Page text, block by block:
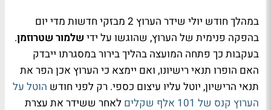
במהלך חודש יולי שידר הערוץ 2 מבזקי חדשות מדי יום
בהפקה פנימית של הערוץ, שהוגשו על ידי שלמור שטרוזמן.
בעקבות כך פתחה המועצה בהליך בירור במסגרתו ייבדק
האם הופרו תנאי רישיונו, ואם יימצא כי הערוץ אכן הפר את
תנאי הרישיון, יוטל עליו עיצום כספי. רק לפני חודש הוטל על
הערוץ קנס של 101 אלף שקלים
לאחר ששידר את עצרת